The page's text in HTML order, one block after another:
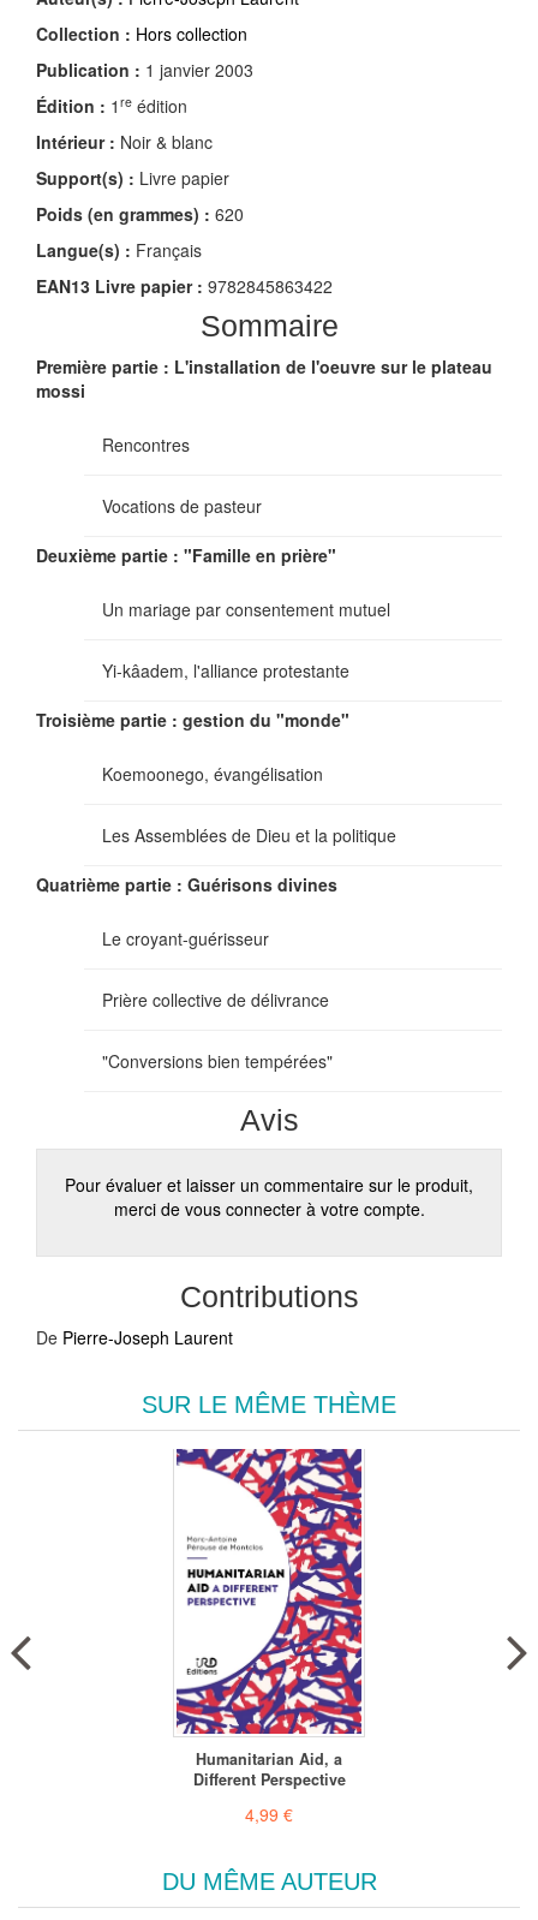
Collection : Hors collection
Publication : 1 janvier 2003
Édition : 1 re édition
Intérieur : Noir & blanc
Support(s) : Livre papier
Poids (en grammes) : 620
Langue(s) : Français
EAN13 Livre papier : 9782845863422
Sommaire
Première partie : L'installation de l'oeuvre sur le plateau
mossi
Rencontres
Vocations de pasteur
Deuxième partie : "Famille en prière"
Un mariage par consentement mutuel
Yi-kâadem, l'alliance protestante
Troisième partie : gestion du "monde"
Koemoonego, évangélisation
Les Assemblées de Dieu et la politique
Quatrième partie : Guérisons divines
Le croyant-guérisseur
Prière collective de délivrance
"Conversions bien tempérées"
Avis
Pour évaluer et laisser un commentaire sur le produit,
merci de vous connecter à votre compte.
Contributions
De Pierre-Joseph Laurent
SUR LE MÊME THÈME
Humanitarian Aid, a
Different Perspective
4,99 €
DU MÊME AUTEUR